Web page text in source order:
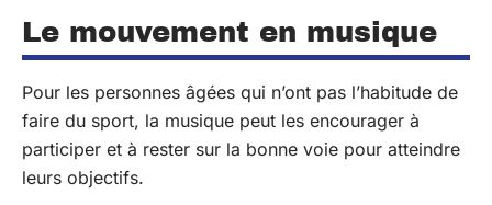
Le mouvement en musique
Pour les personnes âgées qui n’ont pas l’habitude de
faire du sport, la musique peut les encourager à
participer et à rester sur la bonne voie pour atteindre
leurs objectifs.